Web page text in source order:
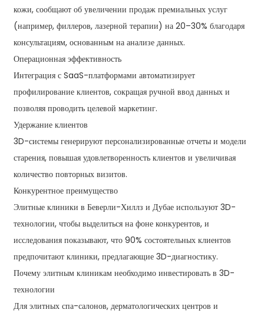
кожи, сообщают об увеличении продаж премиальных услуг
(например, филлеров, лазерной терапии) на 20–30% благодаря
консультациям, основанным на анализе данных.
Операционная эффективность
Интеграция с SaaS-платформами автоматизирует
профилирование клиентов, сокращая ручной ввод данных и
позволяя проводить целевой маркетинг.
Удержание клиентов
3D-системы генерируют персонализированные отчеты и модели
старения, повышая удовлетворенность клиентов и увеличивая
количество повторных визитов.
Конкурентное преимущество
Элитные клиники в Беверли-Хиллз и Дубае используют 3D-
технологии, чтобы выделиться на фоне конкурентов, и
исследования показывают, что 90% состоятельных клиентов
предпочитают клиники, предлагающие 3D-диагностику.
Почему элитным клиникам необходимо инвестировать в 3D-
технологии
Для элитных спа-салонов, дерматологических центров и